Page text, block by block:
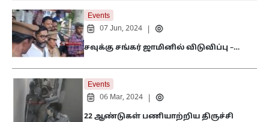
Events
07 Jun, 2024
சவுக்கு சங்கர் ஜாமினில் விடுவிப்பு –…
Events
06 Mar, 2024
22 ஆண்டுகள் பணியாற்றிய திருச்சி